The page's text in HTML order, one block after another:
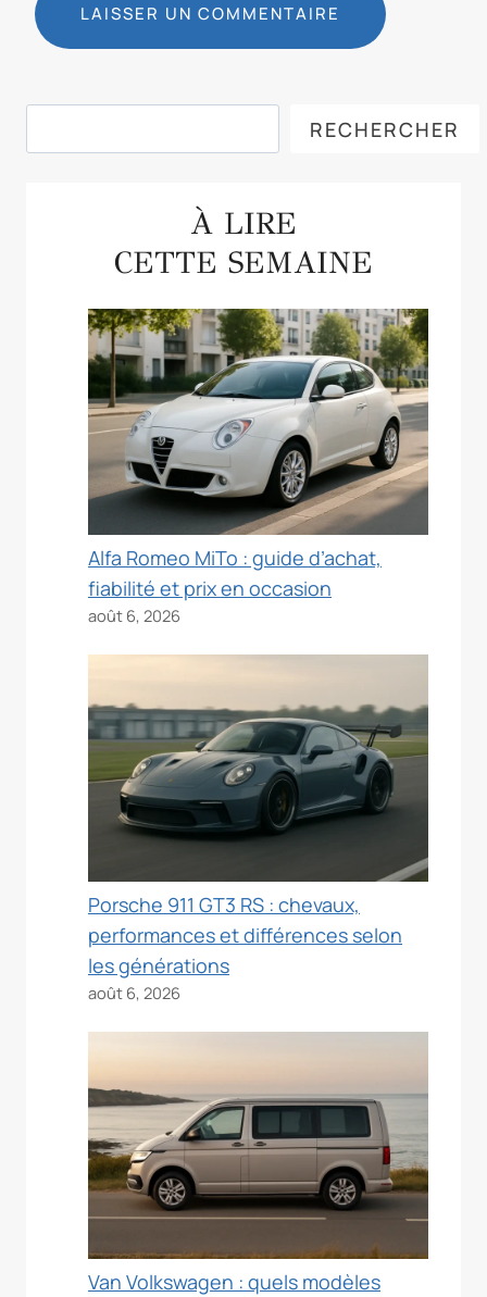
RECHERCHER
À LIRE
CETTE SEMAINE
Alfa Romeo MiTo : guide d’achat,
fiabilité et prix en occasion
août 6, 2026
Porsche 911 GT3 RS : chevaux,
performances et différences selon
les générations
août 6, 2026
Van Volkswagen : quels modèles